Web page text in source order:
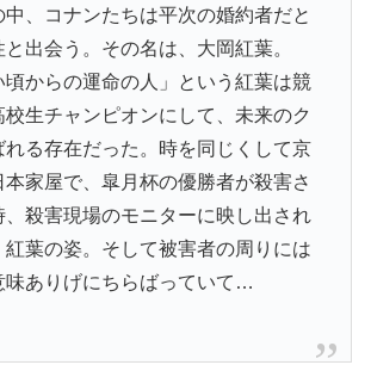
中、コナンたちは平次の婚約者だと
出会う。その名は、大岡紅葉。
頃からの運命の人」という紅葉は競
生チャンピオンにして、未来のク
れる存在だった。時を同じくして京
家屋で、皐月杯の優勝者が殺害さ
、殺害現場のモニターに映し出され
紅葉の姿。そして被害者の周りには
味ありげにちらばっていて…